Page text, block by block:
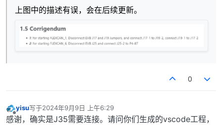
上图中的描述有误，会在后续更新。
0
离线
yisu写于2024年9月9日 上午6:29
最后由 编辑
感谢，确实是J35需要连接。请问你们生成的vscode工程，